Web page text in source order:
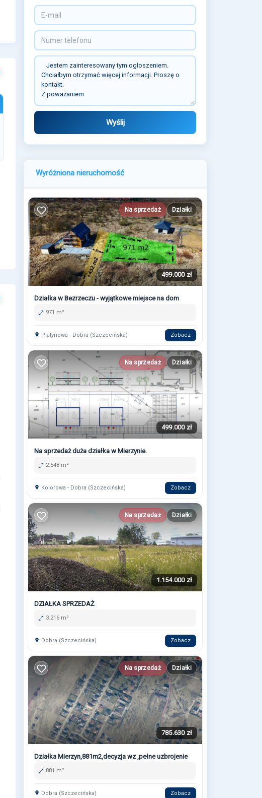
Wyślij
Wyróżniona nieruchomość
Na sprzedaż Działki
499.000 zł
Działka w Bezrzeczu - wyjątkowe miejsce na dom
971 m²
Platynowa - Dobra (Szczecińska) Zobacz
Na sprzedaż Działki
499.000 zł
Na sprzedaż duża działka w Mierzynie.
2.548 m²
Kolorowa - Dobra (Szczecińska) Zobacz
Na sprzedaż Działki
1.154.000 zł
DZIAŁKA SPRZEDAŻ
3.216 m²
Dobra (Szczecińska) Zobacz
Na sprzedaż Działki
785.630 zł
Działka Mierzyn,881m2,decyzja wz ,pełne uzbrojenie
881 m²
Dobra (Szczecińska) Zobacz